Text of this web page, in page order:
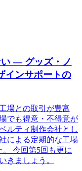
い ― グッズ・ノ
インサポートの
場との取引が豊富
でも得意・不得意が
ルティ制作会社とし
による定期的な工場
今回第5回も更に
きましょう。